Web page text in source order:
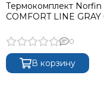
Термокомплект Norfin
COMFORT LINE GRAY
0
В корзину